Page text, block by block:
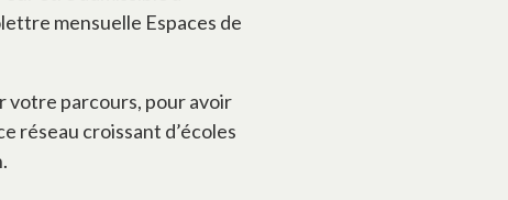
mensuelle Espaces de
votre parcours, pour avoir
réseau croissant d’écoles